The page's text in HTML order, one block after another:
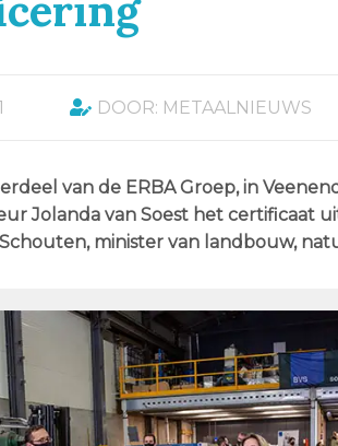
DOOR: METAALNIEUWS
van de ERBA Groep, in
Jolanda van Soest het certificaat
minister van landbouw,